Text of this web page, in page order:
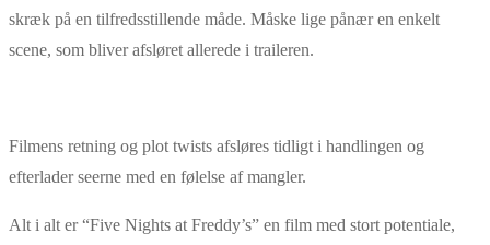
skræk på en tilfredsstillende måde. Måske lige pånær en enkelt
scene, som bliver afsløret allerede i traileren.
Filmens retning og plot twists afsløres tidligt i handlingen og
efterlader seerne med en følelse af mangler.
Alt i alt er “Five Nights at Freddy’s” en film med stort potentiale,